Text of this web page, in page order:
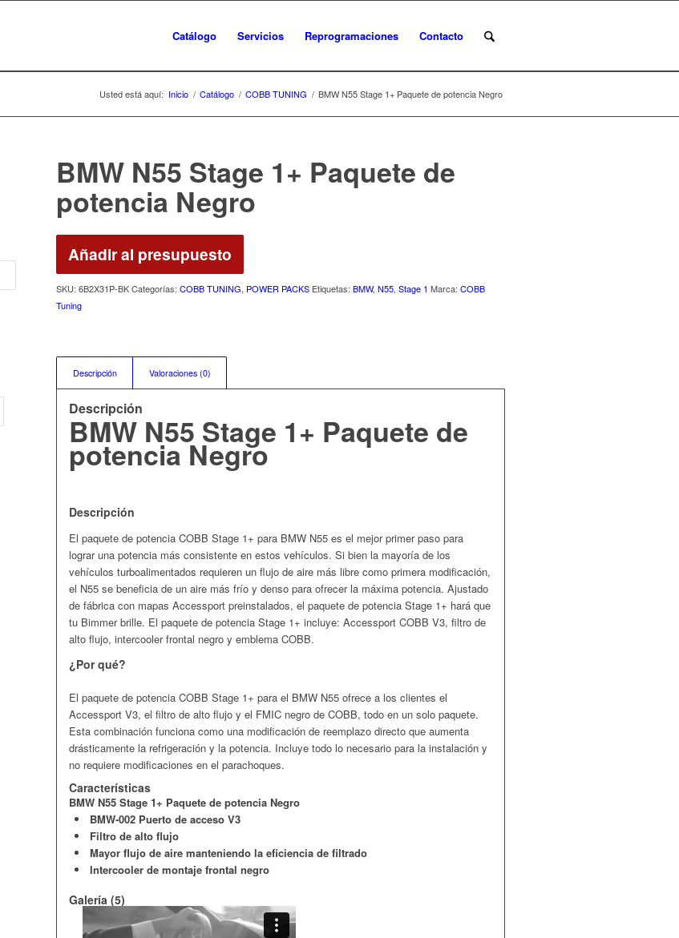
Catálogo Servicios Reprogramaciones Contacto
Usted está aquí: Inicio / Catálogo / COBB TUNING / BMW N55 Stage 1+ Paquete de potencia Negro
BMW N55 Stage 1+ Paquete de
potencia Negro
Añadir al presupuesto
SKU:6B2X31P-BK Categorías:COBB TUNING, POWER PACKS Etiquetas:BMW,N55,Stage 1 Marca:COBB
Tuning
Descripción Valoraciones (0)
Descripción
BMW N55 Stage 1+ Paquete de
potencia Negro
Descripción
El paquete de potencia COBB Stage 1+ para BMW N55 es el mejor primer paso para
lograr una potencia más consistente en estos vehículos. Si bien la mayoría de los
vehículos turboalimentados requieren un flujo de aire más libre como primera modificación,
el N55 se beneficia de un aire más frío y denso para ofrecer la máxima potencia. Ajustado
de fábrica con mapas Accessport preinstalados, el paquete de potencia Stage 1+ hará que
tu Bimmer brille. El paquete de potencia Stage 1+ incluye: Accessport COBB V3, filtro de
alto flujo, intercooler frontal negro y emblema COBB.
¿Por qué?
El paquete de potencia COBB Stage 1+ para el BMW N55 ofrece a los clientes el
Accessport V3, el filtro de alto flujo y el FMIC negro de COBB, todo en un solo paquete.
Esta combinación funciona como una modificación de reemplazo directo que aumenta
drásticamente la refrigeración y la potencia. Incluye todo lo necesario para la instalación y
no requiere modificaciones en el parachoques.
Características
BMW N55 Stage 1+ Paquete de potencia Negro
BMW-002 Puerto de acceso V3
Filtro de alto flujo
Mayor flujo de aire manteniendo la eficiencia de filtrado
Intercooler de montaje frontal negro
Galería (5)